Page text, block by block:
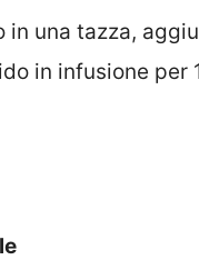
in una tazza,
in infusione per